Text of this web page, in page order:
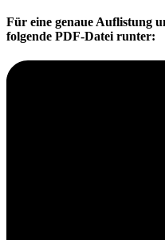
Für eine genaue Auflistung
folgende PDF-Datei runter: